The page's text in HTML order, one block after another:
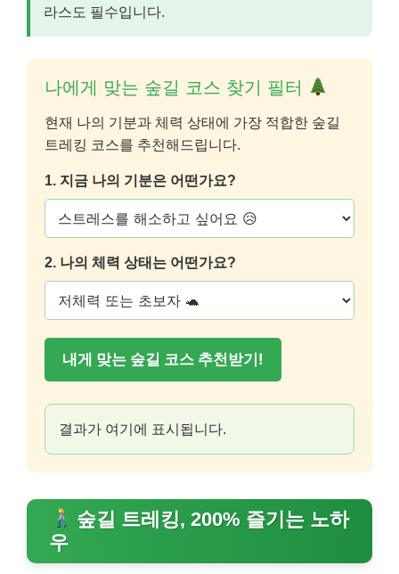
라스도 필수입니다.
나에게 맞는 숲길 코스 찾기 필터
현재 나의 기분과 체력 상태에 가장 적합한 숲길
트레킹 코스를 추천해드립니다.
1. 지금 나의 기분은 어떤가요?
2. 나의 체력 상태는 어떤가요?
내게 맞는 숲길 코스 추천받기!
결과가 여기에 표시됩니다.
숲길 트레킹, 200% 즐기는 노하
우